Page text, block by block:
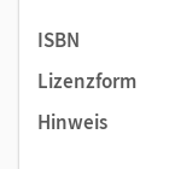
ISBN
Lizenzform
Hinweis